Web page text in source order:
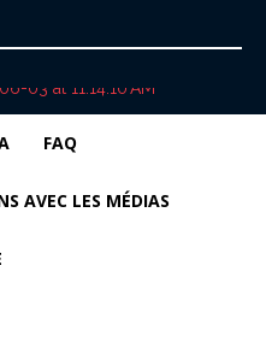
FAQ
AVEC LES MÉDIAS